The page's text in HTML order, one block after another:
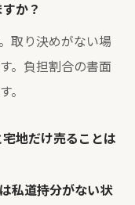
か？
取り決めがない場
。負担割合の書面
。
地だけ売ることは
私道持分がない状